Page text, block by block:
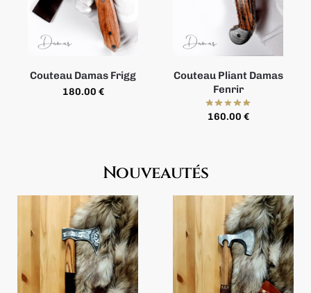
Couteau Damas Frigg
180.00 €
Couteau Pliant Damas
Fenrir
160.00 €
Nouveautés